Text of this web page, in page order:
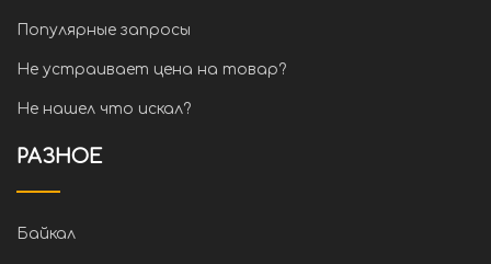
Популярные запросы
Не устраивает цена на товар?
Не нашел что искал?
РАЗНОЕ
Байкал